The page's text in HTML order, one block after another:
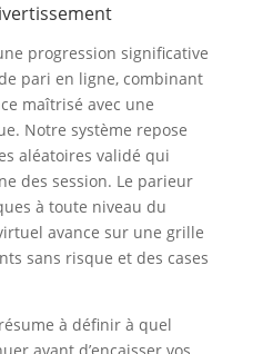
progression significative
pari en ligne, combinant
maîtrisé avec une
Notre système repose
aléatoires validé qui
des session. Le parieur
à toute niveau du
avance sur une grille
sans risque et des cases
à définir à quel